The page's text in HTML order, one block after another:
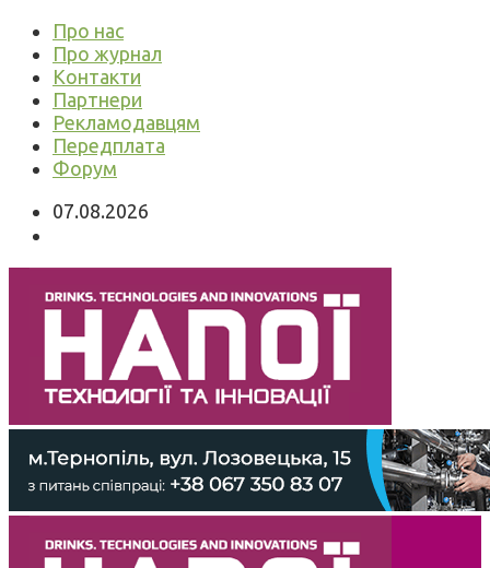
Про нас
Про журнал
Контакти
Партнери
Рекламодавцям
Передплата
Форум
07.08.2026